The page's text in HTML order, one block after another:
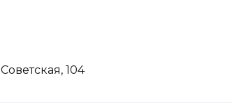
Советская, 104